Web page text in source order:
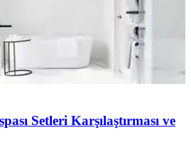
Setleri Karşılaştırması ve